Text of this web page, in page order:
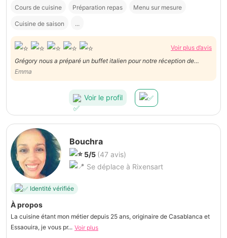
Cours de cuisine Préparation repas Menu sur mesure
Cuisine de saison ...
Voir plus d’avis
Grégory nous a préparé un buffet italien pour notre réception de
mariage. C’était parfait, tout le monde a adoré ! Superbe organisation
et super gentil. Merci beaucoup !!!
Emma
Voir le profil
Bouchra
5/5 (47 avis)
Se déplace à Rixensart
Identité vérifiée
À propos
La cuisine étant mon métier depuis 25 ans, originaire de Casablanca et
Essaouira, je vous pr... Voir plus